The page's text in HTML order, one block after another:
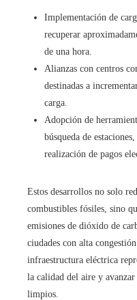
Implementación de
recuperar
de una hora.
Alianzas con centros
destinadas a
carga.
Adopción de
búsqueda de
realización de pagos
Estos desarrollos no solo
combustibles fósiles, sino
emisiones de dióxido de
ciudades con alta
infraestructura eléctrica
la calidad del aire y avanzar
limpios.